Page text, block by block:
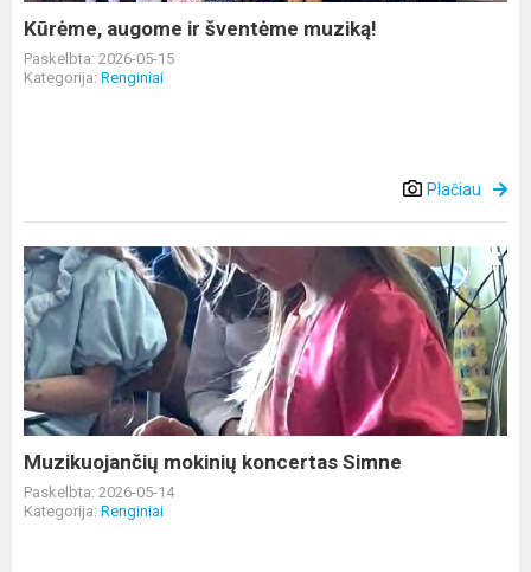
Kūrėme, augome ir šventėme muziką!
Paskelbta: 2026-05-15
Kategorija: Renginiai
Plačiau
Muzikuojančių
mokinių
koncertas
Simne
Muzikuojančių mokinių koncertas Simne
Paskelbta: 2026-05-14
Kategorija: Renginiai